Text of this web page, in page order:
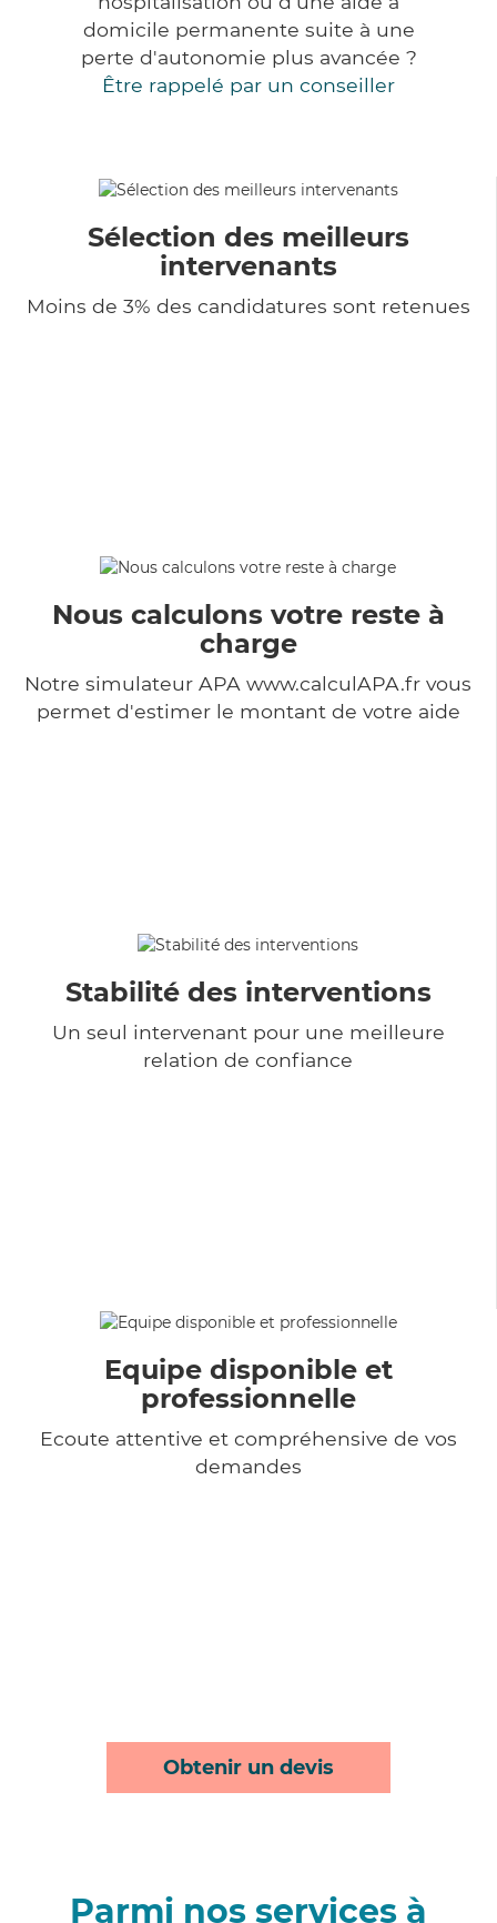
domicile permanente suite à une
perte d'autonomie plus avancée ?
Être rappelé par un conseiller
Sélection des meilleurs
intervenants
Moins de 3% des candidatures sont retenues
Nous calculons votre reste à
charge
Notre simulateur APA www.calculAPA.fr vous
permet d'estimer le montant de votre aide
Stabilité des interventions
Un seul intervenant pour une meilleure
relation de confiance
Equipe disponible et
professionnelle
Ecoute attentive et compréhensive de vos
demandes
Obtenir un devis
Parmi nos services à